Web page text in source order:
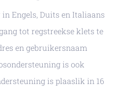
Engels, Duits en Italiaans
tot regstreekse klets te
en gebruikersnaam
is ook
is plaaslik in 16